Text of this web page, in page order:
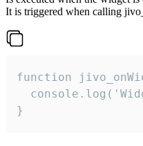
It is triggered when calling
function
}